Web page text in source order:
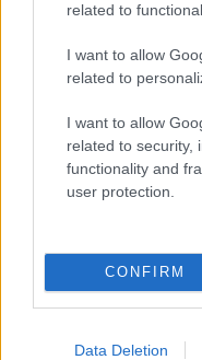
related to
I want to allow
related to
I want to allow
related to security,
functionality and
user protection.
CONFIRM
Data Deletion
„Régen gyűlöltem azt
eltűntél. Ma már
megmutattad, a
legkevésbé várjuk.”
megmenteni, hanem a
benne az
terhet cipel, lépj